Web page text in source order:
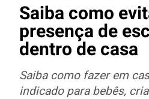
Saiba como
presença de
dentro de casa
Saiba como fazer em
indicado para bebês,